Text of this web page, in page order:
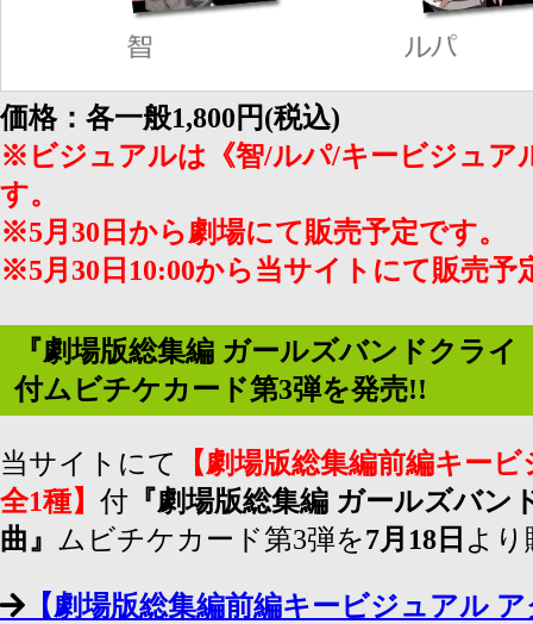
価格：各一般1,800円(税込)
※ビジュアルは《智/ルパ/キービジュア
す。
※5月30日から劇場にて販売予定です。
※5月30日10:00から当サイトにて販売予
『劇場版総集編 ガールズバンドクライ
付ムビチケカード第3弾を発売!!
当サイトにて
【劇場版総集編前編キー
全1種】 付 『劇場版総集編 ガールズバ
曲』 ムビチケカード第3弾を7月18日 よ
【劇場版総集編前編キービジュアル